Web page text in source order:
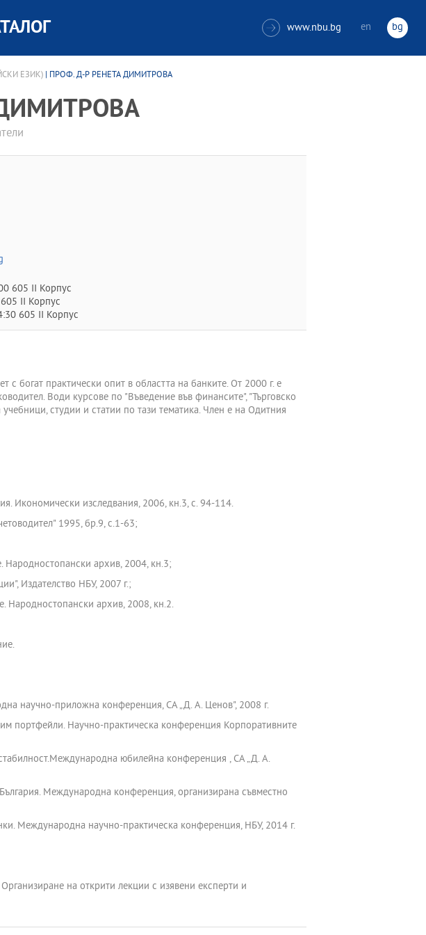
 www.nbu.bg en bg
ЕЗИК) | ПРОФ. Д-Р РЕНЕТА ДИМИТРОВА
605 II Корпус
II Корпус
605 II Корпус
богат практически опит в областта на банките. От 2000 г. е
Води курсове по "Въведение във финансите", "Търговско
студии и статии по тази тематика. Член е на Одитния
Икономически изследвания, 2006, кн.3, с. 94-114.
1995, бр.9, с.1-63;
Народностопански архив, 2004, кн.3;
Издателство НБУ, 2007 г.;
Народностопански архив, 2008, кн.2.
научно-приложна конференция, СА „Д. А. Ценов", 2008 г.
портфейли. Научно-практическа конференция Корпоративните
юбилейна конференция , СА „Д. А.
Международна конференция, организирана съвместно
Международна научно-практическа конференция, НБУ, 2014 г.
на открити лекции с изявени експерти и